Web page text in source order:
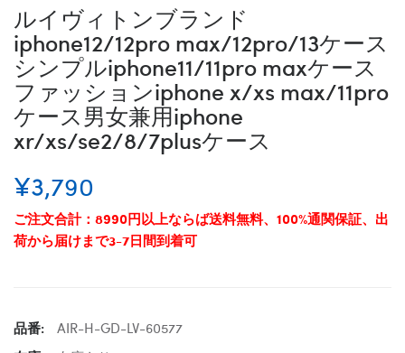
ルイヴィトンブランド
iphone12/12pro max/12pro/13ケース
シンプルiphone11/11pro maxケース
ファッションiphone x/xs max/11pro
ケース男女兼用iphone
xr/xs/se2/8/7plusケース
¥3,790
ご注文合計：8990円以上ならば送料無料、100%通関保証、出
荷から届けまで3-7日間到着可
品番:
AIR-H-GD-LV-60577